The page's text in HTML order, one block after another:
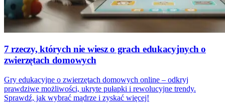
7 rzeczy, których nie wiesz o grach edukacyjnych o
zwierzętach domowych
Gry edukacyjne o zwierzętach domowych online – odkryj
prawdziwe możliwości, ukryte pułapki i rewolucyjne trendy.
Sprawdź, jak wybrać mądrze i zyskać więcej!